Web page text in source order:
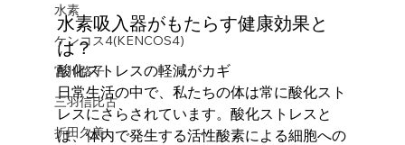
水素
ケンコス4(KENCOS4)
宮川路子
三羽信比古
折田久美
水素吸入器がもたらす健康効果と
は？
酸化ストレスの軽減がカギ
日常生活の中で、私たちの体は常に酸化スト
レスにさらされています。酸化ストレスと
は、体内で発生する活性酸素による細胞への